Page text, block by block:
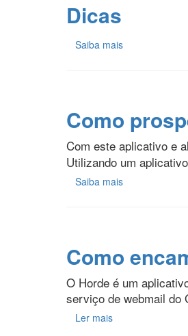
Dicas
Saiba mais
Como
Com este aplicativo e
Utilizando um
Saiba mais
Como
O Horde é um
serviço de webmail do
Ler mais